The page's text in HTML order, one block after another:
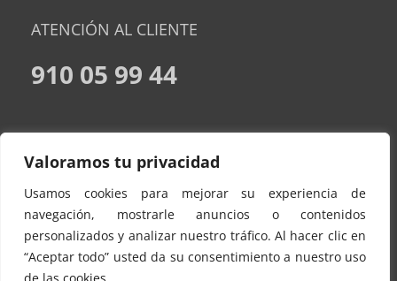
Valoramos tu privacidad
Usamos cookies para mejorar su experiencia de
navegación, mostrarle anuncios o contenidos
personalizados y analizar nuestro tráfico. Al hacer clic en
“Aceptar todo” usted da su consentimiento a nuestro uso
ATENCIÓN AL CLIENTE
910 05 99 44
POLÍTICA DE PRIVACIDAD
POLITICA DE COOKIES
CONTACTO